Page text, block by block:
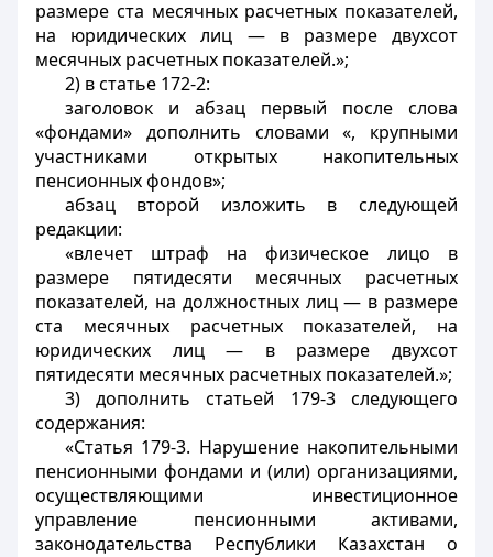
размере ста месячных расчетных показателей,
на юридических лиц — в размере двухсот
месячных расчетных показателей.»;
2) в статье 172-2:
заголовок и абзац первый после слова
«фондами» дополнить словами «, крупными
участниками открытых накопительных
пенсионных фондов»;
абзац второй изложить в следующей
редакции:
«влечет штраф на физическое лицо в
размере пятидесяти месячных расчетных
показателей, на должностных лиц — в размере
ста месячных расчетных показателей, на
юридических лиц — в размере двухсот
пятидесяти месячных расчетных показателей.»;
3) дополнить статьей 179-3 следующего
содержания:
«Статья 179-3. Нарушение накопительными
пенсионными фондами и (или) организациями,
осуществляющими инвестиционное
управление пенсионными активами,
законодательства Республики Казахстан о